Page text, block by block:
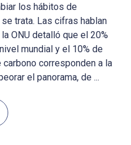
los hábitos de
trata. Las cifras hablan
ONU detalló que el 20%
mundial y el 10% de
corresponden a la
el panorama, de ...